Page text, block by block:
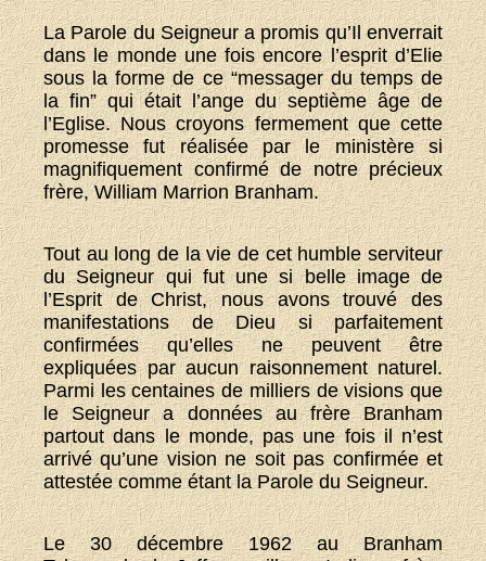
La Parole du Seigneur a promis qu’Il enverrait
dans le monde une fois encore l’esprit d’Elie
sous la forme de ce “messager du temps de
la fin” qui était l’ange du septième âge de
l’Eglise. Nous croyons fermement que cette
promesse fut réalisée par le ministère si
magnifiquement confirmé de notre précieux
frère, William Marrion Branham.
Tout au long de la vie de cet humble serviteur
du Seigneur qui fut une si belle image de
l’Esprit de Christ, nous avons trouvé des
manifestations de Dieu si parfaitement
confirmées qu’elles ne peuvent être
expliquées par aucun raisonnement naturel.
Parmi les centaines de milliers de visions que
le Seigneur a données au frère Branham
partout dans le monde, pas une fois il n’est
arrivé qu’une vision ne soit pas confirmée et
attestée comme étant la Parole du Seigneur.
Le 30 décembre 1962 au Branham